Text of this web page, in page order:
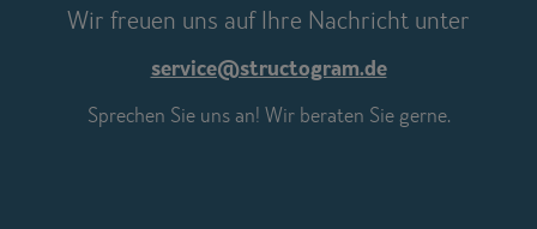
Wir freuen uns auf Ihre Nachricht unter
service@structogram.de
Sprechen Sie uns an! Wir beraten Sie gerne.